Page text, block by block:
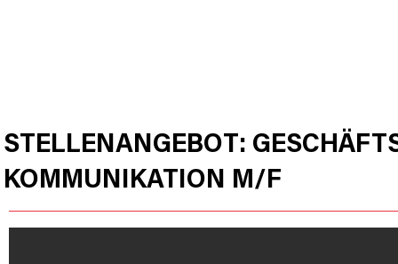
STELLENANGEBOT:
KOMMUNIKATION M/F